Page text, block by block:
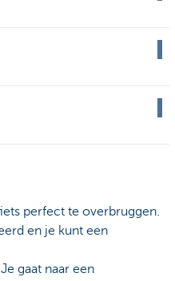
perfect te overbruggen.
en je kunt een
gaat naar een